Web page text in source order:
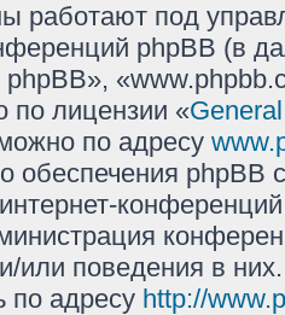
под
phpBB (в
phpBB»,
по лицензии «
по адресу
обеспечения phpBB
или поведения в
по адресу http://